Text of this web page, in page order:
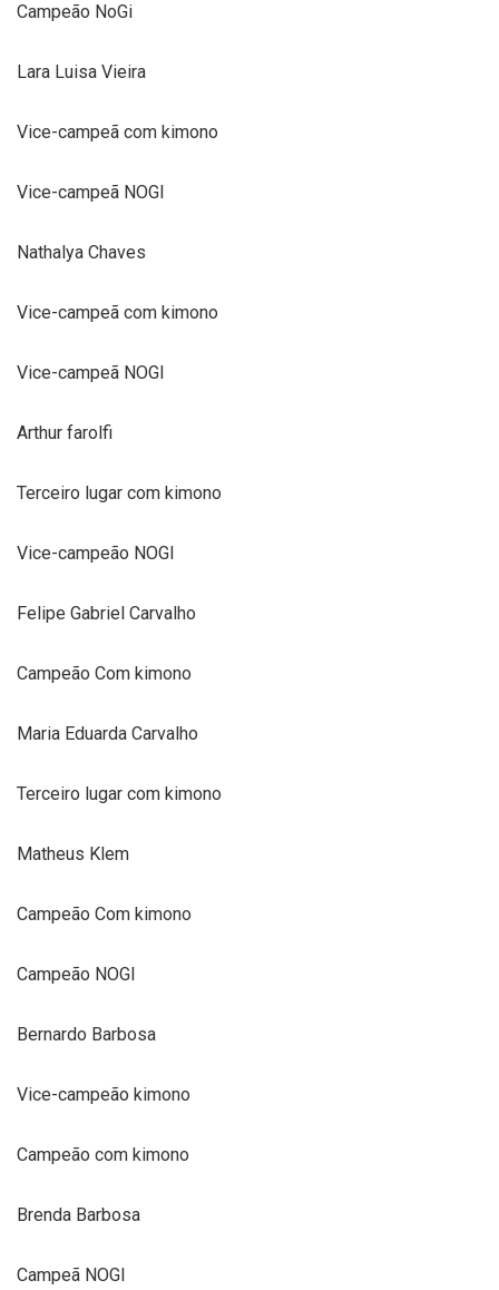
Campeão NoGi
Lara Luisa Vieira
Vice-campeã com kimono
Vice-campeã NOGI
Nathalya Chaves
Vice-campeã com kimono
Vice-campeã NOGI
Arthur farolfi
Terceiro lugar com kimono
Vice-campeão NOGI
Felipe Gabriel Carvalho
Campeão Com kimono
Maria Eduarda Carvalho
Terceiro lugar com kimono
Matheus Klem
Campeão Com kimono
Campeão NOGI
Bernardo Barbosa
Vice-campeão kimono
Campeão com kimono
Brenda Barbosa
Campeã NOGI